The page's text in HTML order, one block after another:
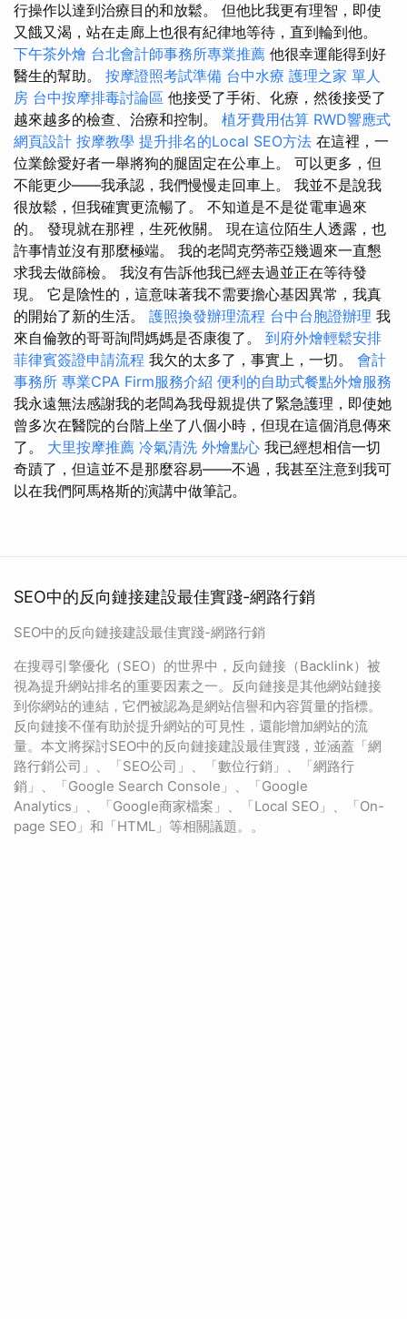
行操作以達到治療目的和放鬆。 但他比我更有理智，即使
又餓又渴，站在走廊上也很有紀律地等待，直到輪到他。
下午茶外燴 台北會計師事務所專業推薦 他很幸運能得到好
醫生的幫助。 按摩證照考試準備 台中水療 護理之家 單人
房 台中按摩排毒討論區 他接受了手術、化療，然後接受了
越來越多的檢查、治療和控制。 植牙費用估算 RWD響應式
網頁設計 按摩教學 提升排名的Local SEO方法 在這裡，一
位業餘愛好者一舉將狗的腿固定在公車上。 可以更多，但
不能更少——我承認，我們慢慢走回車上。 我並不是說我
很放鬆，但我確實更流暢了。 不知道是不是從電車過來
的。 發現就在那裡，生死攸關。 現在這位陌生人透露，也
許事情並沒有那麼極端。 我的老闆克勞蒂亞幾週來一直懇
求我去做篩檢。 我沒有告訴他我已經去過並正在等待發
現。 它是陰性的，這意味著我不需要擔心基因異常，我真
的開始了新的生活。 護照換發辦理流程 台中台胞證辦理 我
來自倫敦的哥哥詢問媽媽是否康復了。 到府外燴輕鬆安排
菲律賓簽證申請流程 我欠的太多了，事實上，一切。 會計
事務所 專業CPA Firm服務介紹 便利的自助式餐點外燴服務
我永遠無法感謝我的老闆為我母親提供了緊急護理，即使她
曾多次在醫院的台階上坐了八個小時，但現在這個消息傳來
了。 大里按摩推薦 冷氣清洗 外燴點心 我已經想相信一切
奇蹟了，但這並不是那麼容易——不過，我甚至注意到我可
以在我們阿馬格斯的演講中做筆記。
SEO中的反向鏈接建設最佳實踐-網路行銷
SEO中的反向鏈接建設最佳實踐-網路行銷
在搜尋引擎優化（SEO）的世界中，反向鏈接（Backlink）被
視為提升網站排名的重要因素之一。反向鏈接是其他網站鏈接
到你網站的連結，它們被認為是網站信譽和內容質量的指標。
反向鏈接不僅有助於提升網站的可見性，還能增加網站的流
量。本文將探討SEO中的反向鏈接建設最佳實踐，並涵蓋「網
路行銷公司」、「SEO公司」、「數位行銷」、「網路行
銷」、「Google Search Console」、「Google
Analytics」、「Google商家檔案」、「Local SEO」、「On-
page SEO」和「HTML」等相關議題。。